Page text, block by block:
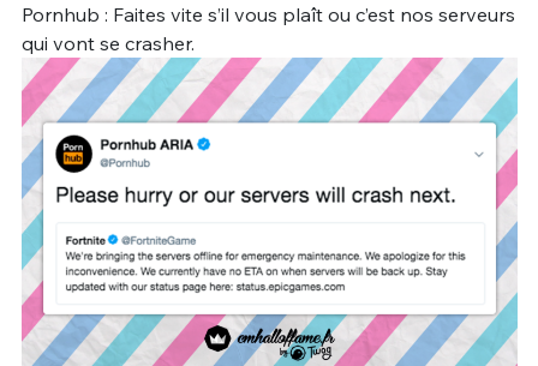
Pornhub : Faites vite s’il vous plaît ou c’est nos serveurs
qui vont se crasher.